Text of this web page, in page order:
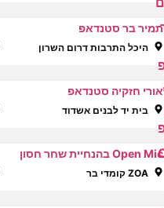
תמיר בר סטנדאפ
היכל התרבות דרום השרון
אורי חזקיה סטנדאפ
בית יד לבנים אשדוד
Open Mic בהנחיית שחר חסון
ZOA קומדי בר